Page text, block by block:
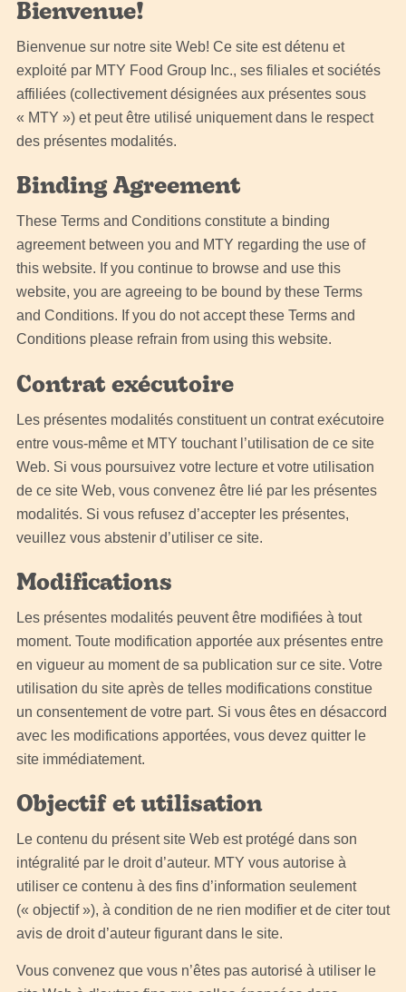
Bienvenue!
Bienvenue sur notre site Web! Ce site est détenu et
exploité par MTY Food Group Inc., ses filiales et sociétés
affiliées (collectivement désignées aux présentes sous
« MTY ») et peut être utilisé uniquement dans le respect
des présentes modalités.
Binding Agreement
These Terms and Conditions constitute a binding
agreement between you and MTY regarding the use of
this website. If you continue to browse and use this
website, you are agreeing to be bound by these Terms
and Conditions. If you do not accept these Terms and
Conditions please refrain from using this website.
Contrat exécutoire
Les présentes modalités constituent un contrat exécutoire
entre vous-même et MTY touchant l’utilisation de ce site
Web. Si vous poursuivez votre lecture et votre utilisation
de ce site Web, vous convenez être lié par les présentes
modalités. Si vous refusez d’accepter les présentes,
veuillez vous abstenir d’utiliser ce site.
Modifications
Les présentes modalités peuvent être modifiées à tout
moment. Toute modification apportée aux présentes entre
en vigueur au moment de sa publication sur ce site. Votre
utilisation du site après de telles modifications constitue
un consentement de votre part. Si vous êtes en désaccord
avec les modifications apportées, vous devez quitter le
site immédiatement.
Objectif et utilisation
Le contenu du présent site Web est protégé dans son
intégralité par le droit d’auteur. MTY vous autorise à
utiliser ce contenu à des fins d’information seulement
(« objectif »), à condition de ne rien modifier et de citer tout
avis de droit d’auteur figurant dans le site.
Vous convenez que vous n’êtes pas autorisé à utiliser le